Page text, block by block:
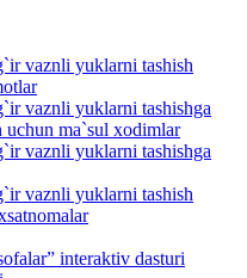
vaznli yuklarni tashish
vaznli yuklarni tashishga
uchun ma`sul xodimlar
vaznli yuklarni tashishga
vaznli yuklarni tashish
interaktiv dasturi